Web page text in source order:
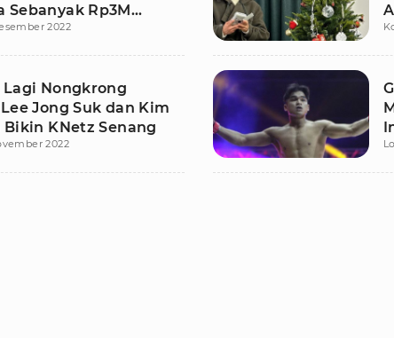
Sebanyak Rp3M
Amal
2022
Nongkrong
Jong Suk dan Kim
Bikin KNetz Senang
2022